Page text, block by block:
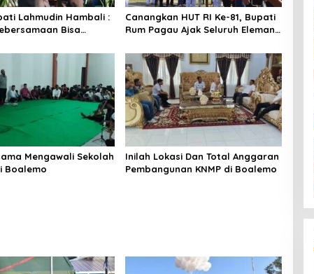
Lahmudin Hambali :
Bisa
Canangkan HUT RI Ke-81, Bupati
Rum Pagau Ajak Seluruh Eleman
Mengawali Sekolah
Boalemo
Inilah Lokasi Dan Total Anggaran
Pembangunan KNMP di Boalemo